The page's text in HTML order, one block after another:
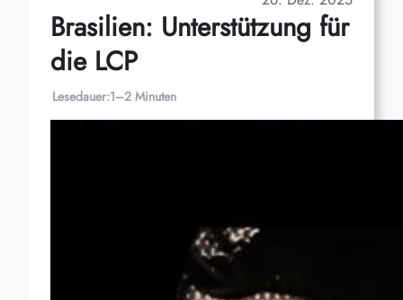
Brasilien: Unterstützung für
die LCP
Lesedauer:1–2 Minuten